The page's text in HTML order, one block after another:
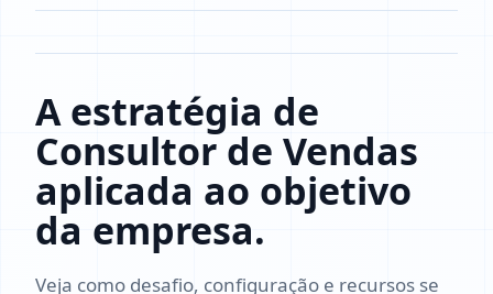
A estratégia de
Consultor de Vendas
aplicada ao objetivo
da empresa.
Veja como desafio, configuração e recursos se